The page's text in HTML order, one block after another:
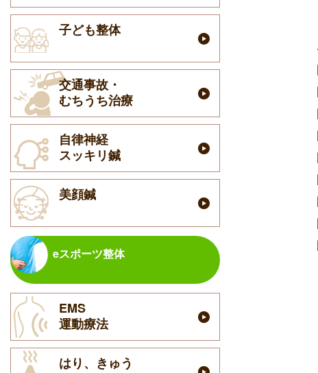
子ども整体
交通事故・
むちうち治療
自律神経
スッキリ鍼
美顔鍼
eスポーツ整体
EMS
運動療法
はり、きゅう